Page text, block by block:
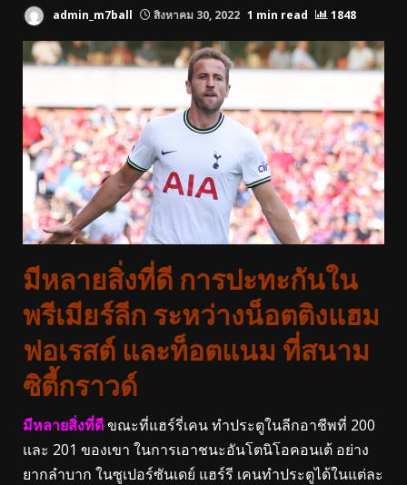
admin_m7ball สิงหาคม 30, 2022 1 min read 1848
มีหลายสิ่งที่ดี การปะทะกันใน
พรีเมียร์ลีก ระหว่างน็อตติงแฮม
ฟอเรสต์ และท็อตแนม ที่สนาม
ซิตี้กราวด์
มีหลายสิ่งที่ดีขณะที่แฮร์รี่เคน ทำประตูในลีกอาชีพที่ 200
และ 201 ของเขา ในการเอาชนะอันโตนิโอคอนเต้ อย่าง
ยากลำบาก ในซูเปอร์ซันเดย์ แฮร์รี เคนทำประตูได้ในแต่ละ